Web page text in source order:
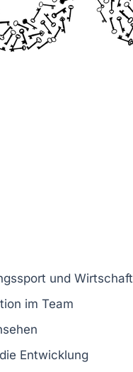
und Wirtschaft
im Team
Entwicklung